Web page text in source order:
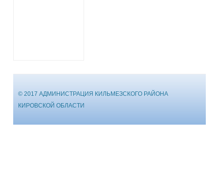
© 2017 АДМИНИСТРАЦИЯ КИЛЬМЕЗСКОГО РАЙОНА
КИРОВСКОЙ ОБЛАСТИ